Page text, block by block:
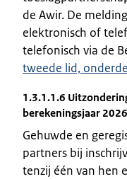
de Awir. De
elektronisch of
telefonisch via de
tweede lid,
1.3.1.1.6
berekeningsjaar
Gehuwde en
partners bij
tenzij één van hen